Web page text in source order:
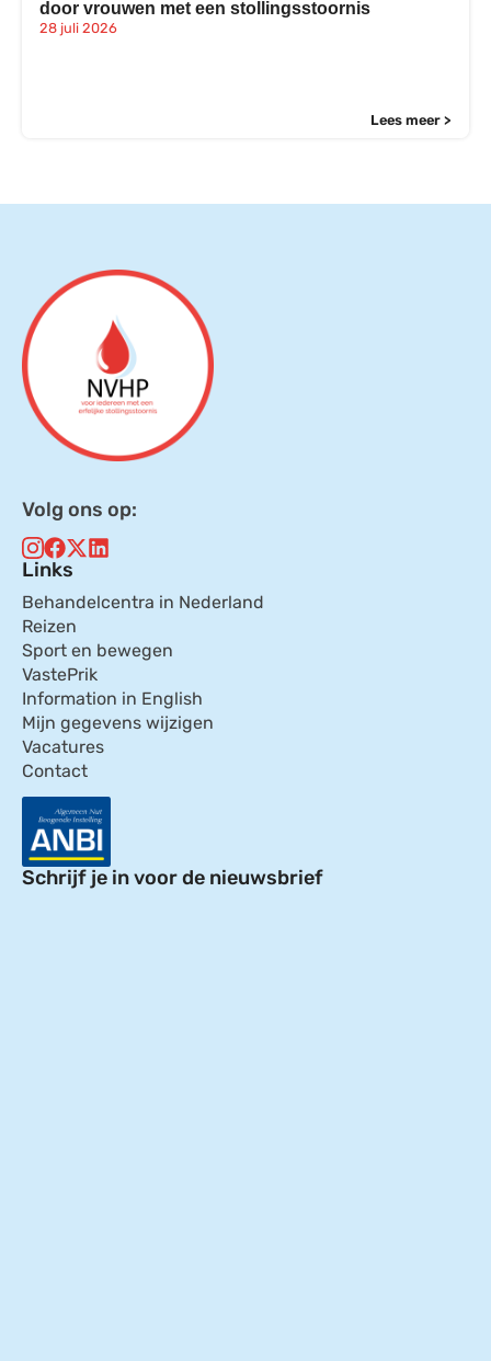
door vrouwen met een stollingsstoornis
28 juli 2026
Lees meer >
Volg ons op:
Links
Behandelcentra in Nederland
Reizen
Sport en bewegen
VastePrik
Information in English
Mijn gegevens wijzigen
Vacatures
Contact
Schrijf je in voor de nieuwsbrief